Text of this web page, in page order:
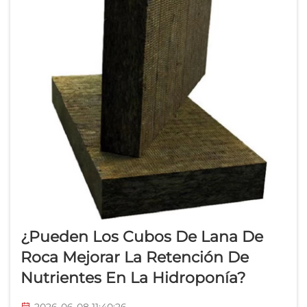
¿Pueden Los Cubos De Lana De
Roca Mejorar La Retención De
Nutrientes En La Hidroponía?